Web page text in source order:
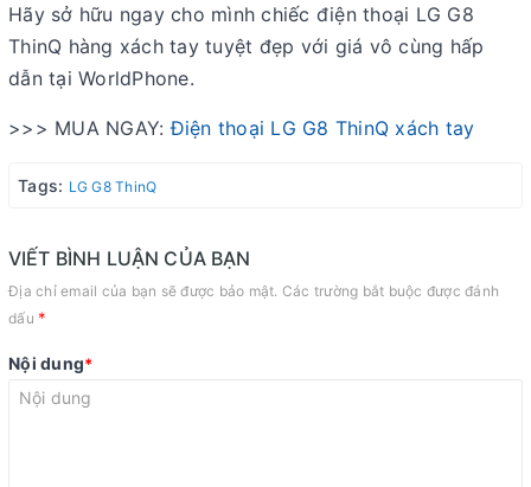
Hãy sở hữu ngay cho mình chiếc điện thoại LG G8
ThinQ hàng xách tay tuyệt đẹp với giá vô cùng hấp
dẫn tại WorldPhone.
>>> MUA NGAY:Điện thoại LG G8 ThinQ xách tay
Tags: LG G8 ThinQ
VIẾT BÌNH LUẬN CỦA BẠN
Địa chỉ email của bạn sẽ được bảo mật. Các trường bắt buộc được đánh
dấu *
Nội dung*